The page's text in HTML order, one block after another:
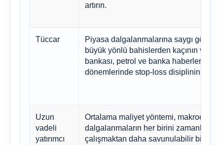
artırın.
Tüccar
Piyasa dalgalanmalarına saygı
büyük yönlü bahislerden kaçının ve
bankası, petrol ve banka haberleri
dönemlerinde stop-loss disiplinini
Uzun
vadeli
yatırımcı
Ortalama maliyet yöntemi,
dalgalanmaların her birini
çalışmaktan daha savunulabilir bir